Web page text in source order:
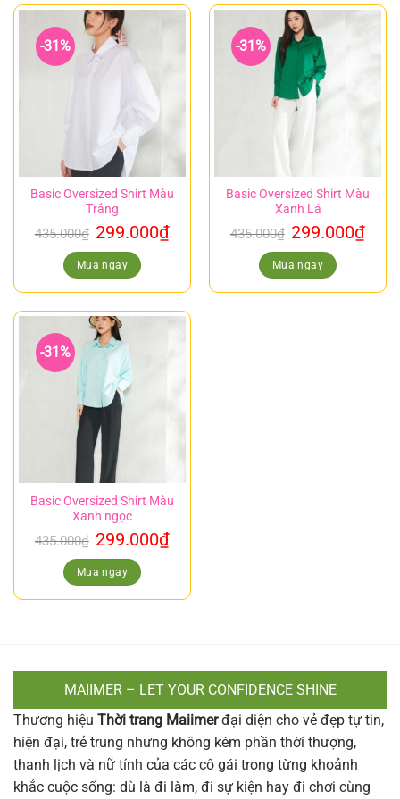
-31%
Basic Oversized Shirt Màu
Trắng
435.000₫ 299.000₫
Mua ngay
-31%
Basic Oversized Shirt Màu
Xanh Lá
435.000₫ 299.000₫
Mua ngay
-31%
Basic Oversized Shirt Màu
Xanh ngọc
435.000₫ 299.000₫
Mua ngay
MAIIMER – LET YOUR CONFIDENCE SHINE
Thương hiệu Thời trang Maiimerđại diện cho vẻ đẹp tự tin,
hiện đại, trẻ trung nhưng không kém phần thời thượng,
thanh lịch và nữ tính của các cô gái trong từng khoảnh
khắc cuộc sống: dù là đi làm, đi sự kiện hay đi chơi cùng